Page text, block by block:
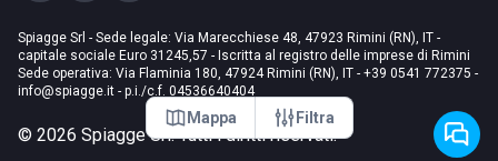
Mappa Filtra
Spiagge Srl - Sede legale: Via Marecchiese 48, 47923 Rimini (RN), IT -
capitale sociale Euro 31245,57 - Iscritta al registro delle imprese di Rimini
Sede operativa: Via Flaminia 180, 47924 Rimini (RN), IT - +39 0541 772375 -
info@spiagge.it - p.i./c.f. 04536640404
© 2026 Spiagge Srl. Tutti i diritti riservati.